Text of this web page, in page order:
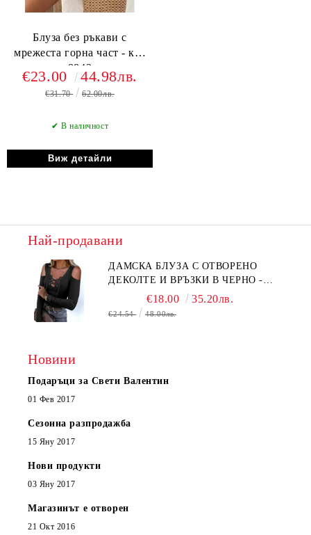
Блуза без ръкави с
мрежеста горна част - код
8842
€23.00 44.98лв.
€31.70 62.00лв.
✔ В наличност
Виж детайли
Най-продавани
ДАМСКА БЛУЗА С ОТВОРЕНО
ДЕКОЛТЕ И ВРЪЗКИ В ЧЕРНО -
КОД 6315€18.00 35.20лв.
€24.54 48.00лв.
Новини
Подаръци за Свети Валентин
01 Фев 2017
Сезонна разпродажба
15 Яну 2017
Нови продукти
03 Яну 2017
Магазинът е отворен
21 Окт 2016